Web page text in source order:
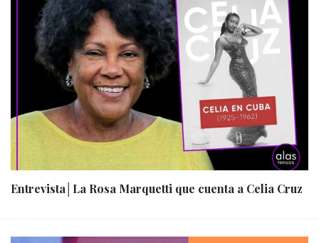
Entrevista│La Rosa Marquetti que cuenta a Celia Cruz